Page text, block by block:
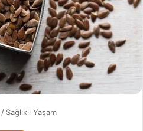
/ Sağlıklı Yaşam